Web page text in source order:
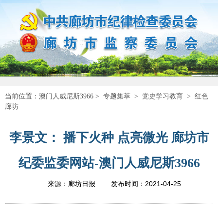
当前位置： 澳门人威尼斯3966 > 专题集萃 > 党史学习教育 > 红色
廊坊
李景文： 播下火种 点亮微光 廊坊市
纪委监委网站-澳门人威尼斯3966
来源：廊坊日报 发布时间： 2021-04-25